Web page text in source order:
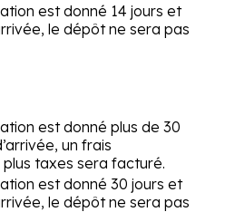
est donné 14 jours et
le dépôt ne sera pas
est donné plus de 30
un frais
taxes sera facturé.
est donné 30 jours et
le dépôt ne sera pas